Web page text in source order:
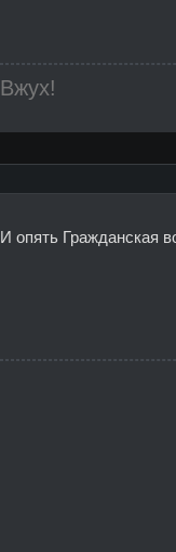
Вжух!
И опять Гражданская